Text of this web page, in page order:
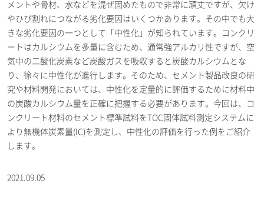
メントや骨材、水などを混ぜ固めたもので非常に頑丈ですが、欠け
やひび割れにつながる劣化要因はいくつかあります。その中でも大
きな劣化要因の一つとして「中性化」が知られています。コンクリ
ートはカルシウムを多量に含むため、通常強アルカリ性ですが、空
気中の二酸化炭素など炭酸ガスを吸収すると炭酸カルシウムとな
り、徐々に中性化が進行します。そのため、セメント製品改良の研
究や材料開発においては、中性化を定量的に評価するために材料中
の炭酸カルシウム量を正確に把握する必要があります。今回は、コ
ンクリート材料のセメント標準試料をTOC固体試料測定システムに
より無機体炭素量(IC)を測定し、中性化の評価を行った例をご紹介
します。
2021.09.05